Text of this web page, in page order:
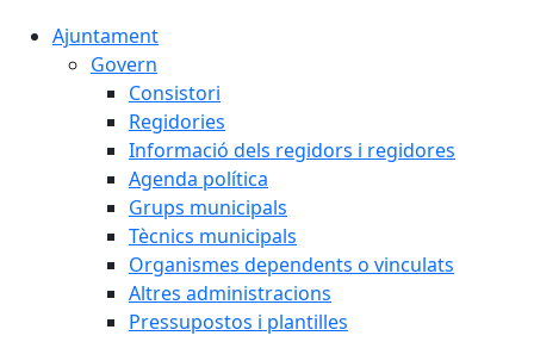
Ajuntament
Govern
Consistori
Regidories
Informació dels regidors i regidores
Agenda política
Grups municipals
Tècnics municipals
Organismes dependents o vinculats
Altres administracions
Pressupostos i plantilles